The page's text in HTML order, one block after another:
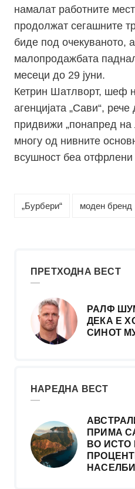
намалат работните
продолжат сегашните
биде под очекуваното,
малопродажбата
месеци до 29 јуни.
Кетрин Шатлворт, шеф
агенцијата „Сави“,
придвижи „понапред на
многу од нивните
всушност беа отфрлени
„Бурбери“ моден бренд
ПРЕТХОДНА ВЕСТ
РАЛФ
ДЕКА Е
СИНОТ
НАРЕДНА ВЕСТ
ПРИМА
ВО ИСТО
НАСЕЛБИ